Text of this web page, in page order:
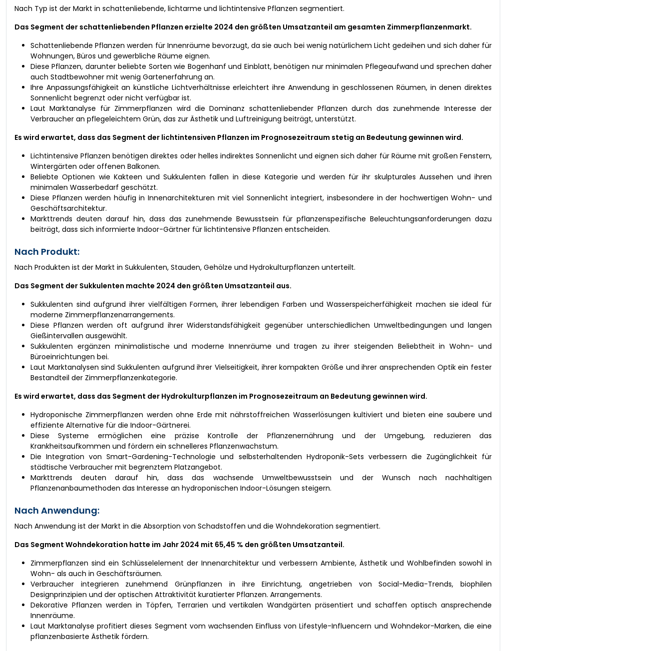
Nach Typ ist der Markt in schattenliebende, lichtarme und lichtintensive Pflanzen segmentiert.
Das Segment der schattenliebenden Pflanzen erzielte 2024 den größten Umsatzanteil am gesamten Zimmerpflanzenmarkt.
Schattenliebende Pflanzen werden für Innenräume bevorzugt, da sie auch bei wenig natürlichem Licht gedeihen und sich daher für
Wohnungen, Büros und gewerbliche Räume eignen.
Diese Pflanzen, darunter beliebte Sorten wie Bogenhanf und Einblatt, benötigen nur minimalen Pflegeaufwand und sprechen daher
auch Stadtbewohner mit wenig Gartenerfahrung an.
Ihre Anpassungsfähigkeit an künstliche Lichtverhältnisse erleichtert ihre Anwendung in geschlossenen Räumen, in denen direktes
Sonnenlicht begrenzt oder nicht verfügbar ist.
Laut Marktanalyse für Zimmerpflanzen wird die Dominanz schattenliebender Pflanzen durch das zunehmende Interesse der
Verbraucher an pflegeleichtem Grün, das zur Ästhetik und Luftreinigung beiträgt, unterstützt.
Es wird erwartet, dass das Segment der lichtintensiven Pflanzen im Prognosezeitraum stetig an Bedeutung gewinnen wird.
Lichtintensive Pflanzen benötigen direktes oder helles indirektes Sonnenlicht und eignen sich daher für Räume mit großen Fenstern,
Wintergärten oder offenen Balkonen.
Beliebte Optionen wie Kakteen und Sukkulenten fallen in diese Kategorie und werden für ihr skulpturales Aussehen und ihren
minimalen Wasserbedarf geschätzt.
Diese Pflanzen werden häufig in Innenarchitekturen mit viel Sonnenlicht integriert, insbesondere in der hochwertigen Wohn- und
Geschäftsarchitektur.
Markttrends deuten darauf hin, dass das zunehmende Bewusstsein für pflanzenspezifische Beleuchtungsanforderungen dazu
beiträgt, dass sich informierte Indoor-Gärtner für lichtintensive Pflanzen entscheiden.
Nach Produkt:
Nach Produkten ist der Markt in Sukkulenten, Stauden, Gehölze und Hydrokulturpflanzen unterteilt.
Das Segment der Sukkulenten machte 2024 den größten Umsatzanteil aus.
Sukkulenten sind aufgrund ihrer vielfältigen Formen, ihrer lebendigen Farben und Wasserspeicherfähigkeit machen sie ideal für
moderne Zimmerpflanzenarrangements.
Diese Pflanzen werden oft aufgrund ihrer Widerstandsfähigkeit gegenüber unterschiedlichen Umweltbedingungen und langen
Gießintervallen ausgewählt.
Sukkulenten ergänzen minimalistische und moderne Innenräume und tragen zu ihrer steigenden Beliebtheit in Wohn- und
Büroeinrichtungen bei.
Laut Marktanalysen sind Sukkulenten aufgrund ihrer Vielseitigkeit, ihrer kompakten Größe und ihrer ansprechenden Optik ein fester
Bestandteil der Zimmerpflanzenkategorie.
Es wird erwartet, dass das Segment der Hydrokulturpflanzen im Prognosezeitraum an Bedeutung gewinnen wird.
Hydroponische Zimmerpflanzen werden ohne Erde mit nährstoffreichen Wasserlösungen kultiviert und bieten eine saubere und
effiziente Alternative für die Indoor-Gärtnerei.
Diese Systeme ermöglichen eine präzise Kontrolle der Pflanzenernährung und der Umgebung, reduzieren das
Krankheitsaufkommen und fördern ein schnelleres Pflanzenwachstum.
Die Integration von Smart-Gardening-Technologie und selbsterhaltenden Hydroponik-Sets verbessern die Zugänglichkeit für
städtische Verbraucher mit begrenztem Platzangebot.
Markttrends deuten darauf hin, dass das wachsende Umweltbewusstsein und der Wunsch nach nachhaltigen
Pflanzenanbaumethoden das Interesse an hydroponischen Indoor-Lösungen steigern.
Nach Anwendung:
Nach Anwendung ist der Markt in die Absorption von Schadstoffen und die Wohndekoration segmentiert.
Das Segment Wohndekoration hatte im Jahr 2024 mit 65,45 % den größten Umsatzanteil.
Zimmerpflanzen sind ein Schlüsselelement der Innenarchitektur und verbessern Ambiente, Ästhetik und Wohlbefinden sowohl in
Wohn- als auch in Geschäftsräumen.
Verbraucher integrieren zunehmend Grünpflanzen in ihre Einrichtung, angetrieben von Social-Media-Trends, biophilen
Designprinzipien und der optischen Attraktivität kuratierter Pflanzen. Arrangements.
Dekorative Pflanzen werden in Töpfen, Terrarien und vertikalen Wandgärten präsentiert und schaffen optisch ansprechende
Innenräume.
Laut Marktanalyse profitiert dieses Segment vom wachsenden Einfluss von Lifestyle-Influencern und Wohndekor-Marken, die eine
pflanzenbasierte Ästhetik fördern.